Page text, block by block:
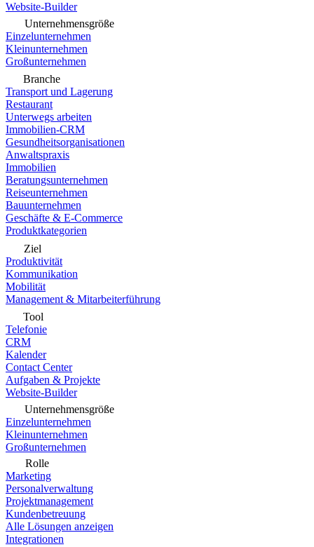
Website-Builder
Unternehmensgröße
Einzelunternehmen
Kleinunternehmen
Großunternehmen
Branche
Transport und Lagerung
Restaurant
Unterwegs arbeiten
Immobilien-CRM
Gesundheitsorganisationen
Anwaltspraxis
Immobilien
Beratungsunternehmen
Reiseunternehmen
Bauunternehmen
Geschäfte & E-Commerce
Produktkategorien
Ziel
Produktivität
Kommunikation
Mobilität
Management & Mitarbeiterführung
Tool
Telefonie
CRM
Kalender
Contact Center
Aufgaben & Projekte
Website-Builder
Unternehmensgröße
Einzelunternehmen
Kleinunternehmen
Großunternehmen
Rolle
Marketing
Personalverwaltung
Projektmanagement
Kundenbetreuung
Alle Lösungen anzeigen
Integrationen